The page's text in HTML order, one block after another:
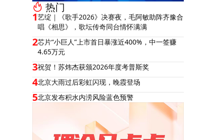
热门
1艺绽｜《歌手2026》决赛夜，毛阿敏助阵齐豫合
唱《相思》，歌坛传奇同台情怀满满
2芯片“小巨人”上市首日暴涨近400%，中一签赚
4.65万元
3祝贺！苏炜杰获颁2026年度考普斯奖
4北京大雨过后彩虹闪现，晚霞登场
5北京发布积水内涝风险蓝色预警